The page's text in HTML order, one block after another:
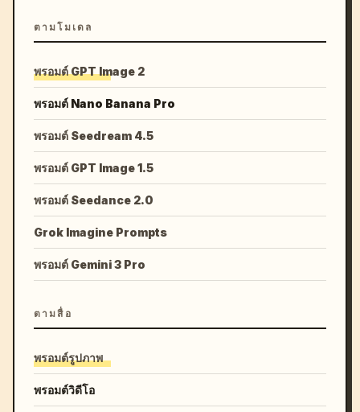
ตามโมเดล
พรอมต์ GPT Image 2
พรอมต์ Nano Banana Pro
พรอมต์ Seedream 4.5
พรอมต์ GPT Image 1.5
พรอมต์ Seedance 2.0
Grok Imagine Prompts
พรอมต์ Gemini 3 Pro
ตามสื่อ
พรอมต์รูปภาพ
พรอมต์วิดีโอ